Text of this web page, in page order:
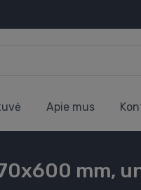
Apie mus
mm,